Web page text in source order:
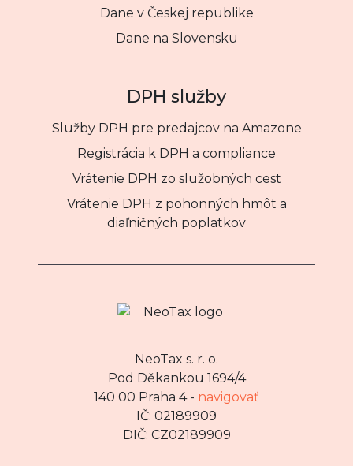
Dane v Českej republike
Dane na Slovensku
DPH služby
Služby DPH pre predajcov na Amazone
Registrácia k DPH a compliance
Vrátenie DPH zo služobných cest
Vrátenie DPH z pohonných hmôt a
diaľničných poplatkov
NeoTax s. r. o.
Pod Děkankou 1694/4
140 00 Praha 4 - navigovať
IČ: 02189909
DIČ: CZ02189909